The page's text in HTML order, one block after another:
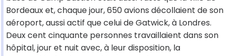
Bordeaux et, chaque jour, 650 avions décollaient de son
aéroport, aussi actif que celui de Gatwick, à Londres.
Deux cent cinquante personnes travaillaient dans son
hôpital, jour et nuit avec, à leur disposition, la